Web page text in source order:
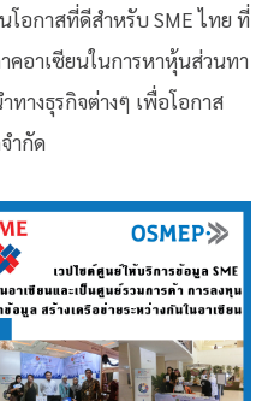
นโอกาสที่ดีสำหรับ SME ไทย ที่
คอาเซียนในการหาหุ้นส่วนทา
ทางธุรกิจต่างๆ เพื่อโอกาส
ำกัด